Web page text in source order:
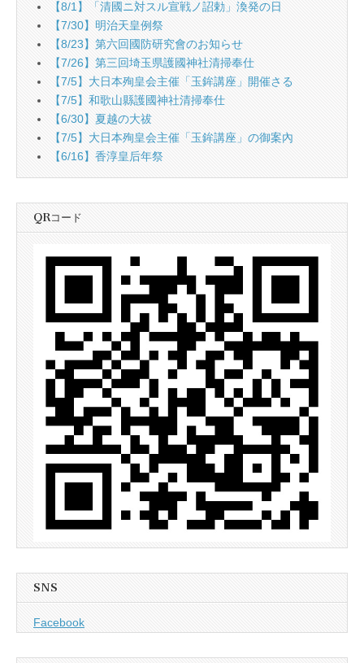
【8/1】「清國ニ対スル宣戦ノ詔勅」渙発の日
【7/30】明治天皇例祭
【8/23】第六回國防研究會のお知らせ
【7/26】第三回埼玉県護國神社清掃奉仕
【7/5】大日本殉皇会主催「玉鉾講座」開催さる
【7/5】和歌山縣護國神社清掃奉仕
【6/30】夏越の大祓
【7/5】大日本殉皇会主催「玉鉾講座」の御案內
【6/16】香淳皇后年祭
QRコード
SNS
Facebook